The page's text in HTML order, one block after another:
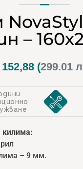
–
152,88 (299.01
– 9 мм.